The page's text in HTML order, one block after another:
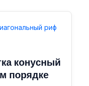
конусный
порядке